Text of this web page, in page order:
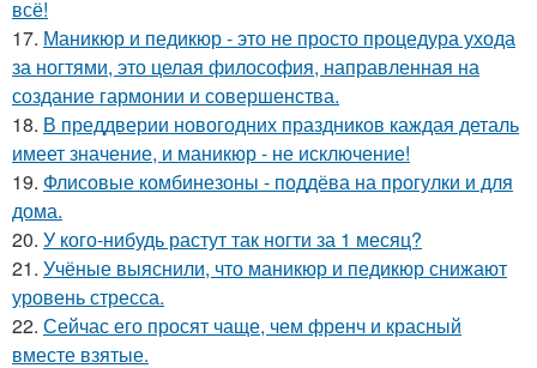
всё!
17. Маникюр и педикюр - это не просто процедура ухода
за ногтями, это целая философия, направленная на
создание гармонии и совершенства.
18. В преддверии новогодних праздников каждая деталь
имеет значение, и маникюр - не исключение!
19. Флисовые комбинезоны - поддёва на прогулки и для
дома.
20. У кого-нибудь растут так ногти за 1 месяц?
21. Учёные выяснили, что маникюр и педикюр снижают
уровень стресса.
22. Сейчас его просят чаще, чем френч и красный
вместе взятые.